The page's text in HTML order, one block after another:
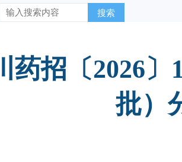
搜索
药招〔2026
批）